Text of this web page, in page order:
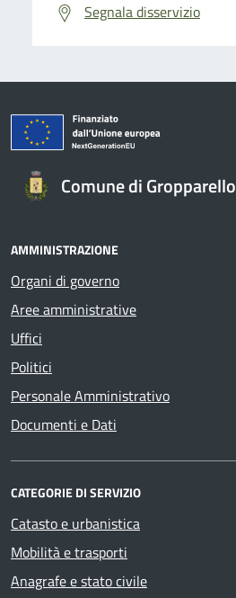
Segnala disservizio
Comune di Gropparello
AMMINISTRAZIONE
Organi di governo
Aree amministrative
Uffici
Politici
Personale Amministrativo
Documenti e Dati
CATEGORIE DI SERVIZIO
Catasto e urbanistica
Mobilità e trasporti
Anagrafe e stato civile